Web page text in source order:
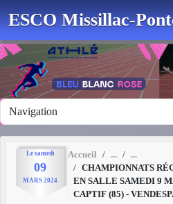
ESCO Missillac-
Le samedi
09
MARS 2024
Accueil
CHAMPIONNATS
EN SALLE SAMEDI 9
CAPTIF (85) -